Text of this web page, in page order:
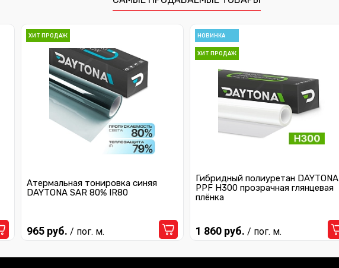
ХИТ ПРОДАЖ
Атермальная тонировка синяя
DAYTONA SAR 80% IR80
965 руб. / пог. м.
НОВИНКА
ХИТ ПРОДАЖ
Гибридный полиуретан DAYTONA
PPF H300 прозрачная глянцевая
плёнка
1 860 руб. / пог. м.